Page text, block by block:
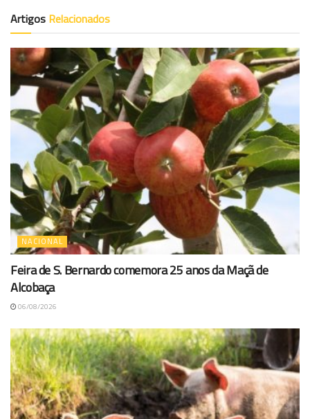
Artigos Relacionados
NACIONAL
Feira de S. Bernardo comemora 25 anos da Maçã de
Alcobaça
06/08/2026